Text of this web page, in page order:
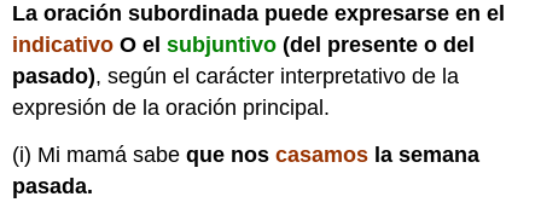
La oración subordinada puede expresarse en el
indicativo O elsubjuntivo (del presente o del
pasado), según el carácter interpretativo de la
expresión de la oración principal.
(i) Mi mamá sabeque noscasamos la semana
pasada.